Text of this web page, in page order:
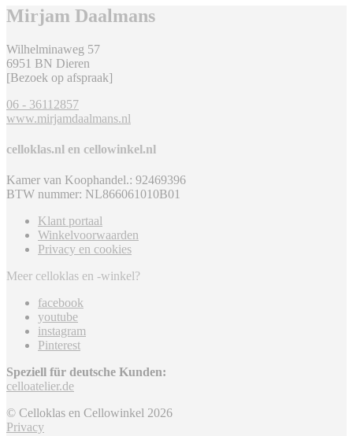
Mirjam Daalmans
Wilhelminaweg 57
6951 BN Dieren
[Bezoek op afspraak]
06 - 36112857
www.mirjamdaalmans.nl
celloklas.nl en cellowinkel.nl
Kamer van Koophandel.: 92469396
BTW nummer: NL866061010B01
Klant portaal
Winkelvoorwaarden
Privacy en cookies
Meer celloklas en -winkel?
facebook
youtube
instagram
Pinterest
Speziell für deutsche Kunden:
celloatelier.de
© Celloklas en Cellowinkel 2026
Privacy